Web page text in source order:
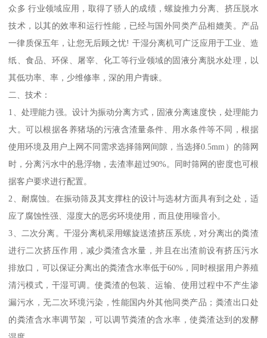
众多 行业领域应用，取得了骄人的成绩，螺旋推力分离、挤压脱水
技术，以其的效率和运行性能，已经与国外同类产品相媲美。产品
一律质保五年，让您无后顾之忧! 干湿分离机可广泛应用于工业、造
纸、食品、环保、屠宰、化工等行业领域的固液分离脱水处理，以
其低功率、率，少维修率，深的用户青睐。
二、技术：
1、处理能力强。设计为振动分离方式，固液分离速度快，处理能力
大。可以根据各养猪场的污液含渣量条件、用水条件等不同，根据
使用环境及用户上网不同需求选择筛网间隙，当选择0.5mm）的筛网
时，分离污水中的悬浮物，去渣率超过90%。同时筛网的密度也可根
据客户要求进行配置。
2、耐腐蚀。在振动筛及其支撑柱的设计与选材方面具有到之处，适
应了腐蚀性强、湿度大的恶劣环境使用，而且使用噪音小。
3、二次分离。干湿分离机采用螺旋送渣挤压系统，对分离出的粪渣
进行二次挤压作用，减少粪渣含水量，并且在出渣前设有挤压污水
排放口，可以保证分离出的粪渣含水率低于60%，同时根据用户养殖
清污模式，干湿可调。使粪渣的包装、运输、使用过程中不产生渗
漏污水，无二次环境污染，性能国内外其他同类产品；粪渣出口处
的粪渣含水率调节架，可以调节粪渣的含水率，使粪渣达到的发酵